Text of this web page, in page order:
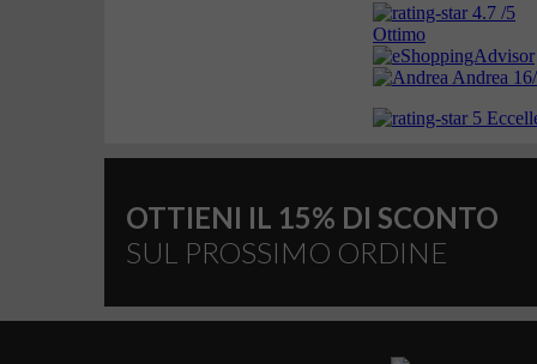
OTTIENI IL 15% DI SCONTO
SUL PROSSIMO ORDINE